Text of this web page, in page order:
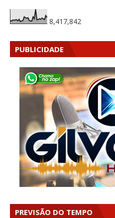
8,417,842
PUBLICIDADE
PREVISÃO DO TEMPO